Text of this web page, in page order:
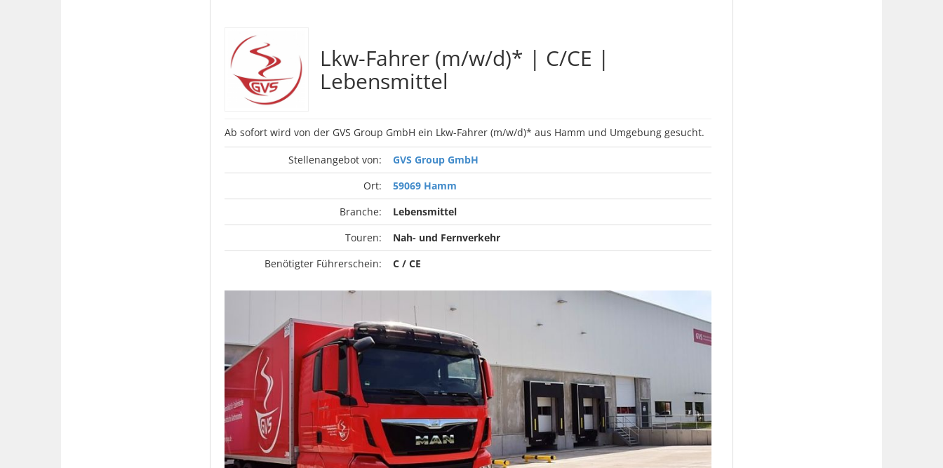
Lkw-Fahrer (m/w/d)* | C/CE |
Lebensmittel
Ab sofort wird von der GVS Group GmbH ein Lkw-Fahrer (m/w/d)* aus Hamm und Umgebung gesucht.
Stellenangebot von:
GVS Group GmbH
Ort:
59069 Hamm
Branche:
Lebensmittel
Touren:
Nah- und Fernverkehr
Benötigter Führerschein:
C / CE